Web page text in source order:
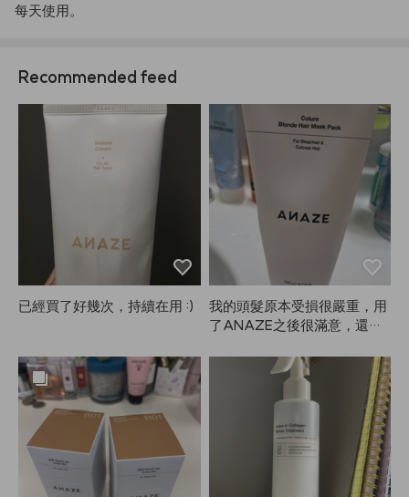
每天使用。
Recommended feed
已經買了好幾次，持續在用 :)
我的頭髮原本受損很嚴重，用
了ANAZE之後很滿意，還幫
後一直很毛躁的頭髮現在變得
柔順了。打算持續使用看看。